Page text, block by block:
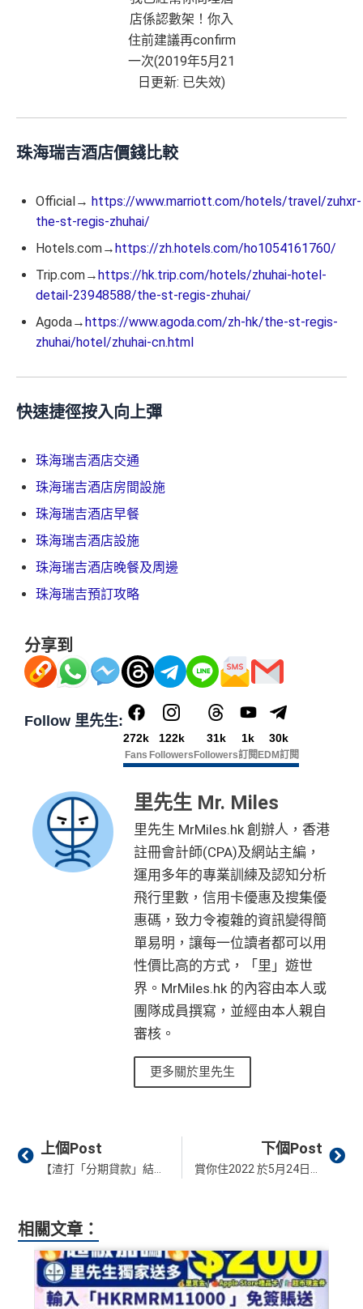
店係認數架！你入
住前建議再confirm
一次(2019年5月21
日更新: 已失效)
珠海瑞吉酒店價錢比較
Official→ https://www.marriott.com/hotels/travel/zuhxr-
the-st-regis-zhuhai/
Hotels.com→https://zh.hotels.com/ho1054161760/
Trip.com→https://hk.trip.com/hotels/zhuhai-hotel-
detail-23948588/the-st-regis-zhuhai/
Agoda→https://www.agoda.com/zh-hk/the-st-regis-
zhuhai/hotel/zhuhai-cn.html
快速捷徑按入向上彈
珠海瑞吉酒店交通
珠海瑞吉酒店房間設施
珠海瑞吉酒店早餐
珠海瑞吉酒店設施
珠海瑞吉酒店晚餐及周邊
珠海瑞吉預訂攻略
分享到
Follow 里先生:
272k
Fans
122k
Followers
31k
Followers
1k
訂閱
30k
EDM訂閱
里先生 Mr. Miles
里先生 MrMiles.hk 創辦人，香港
註冊會計師(CPA)及網站主編，
運用多年的專業訓練及認知分析
飛行里數，信用卡優惠及搜集優
惠碼，致力令複雜的資訊變得簡
單易明，讓每一位讀者都可以用
性價比高的方式，「里」遊世
界。MrMiles.hk 的內容由本人或
團隊成員撰寫，並經由本人親自
審核。
更多關於里先生
Prev
上個Post 下個Post
相關文章：